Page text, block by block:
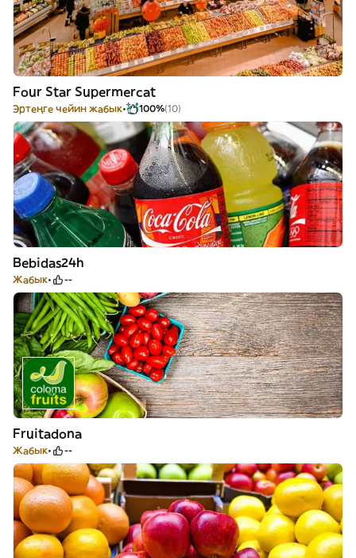
Four Star Supermercat
Эртеңге чейин жабык 100%(10)
Bebidas24h
Жабык --
Fruitadona
Жабык --